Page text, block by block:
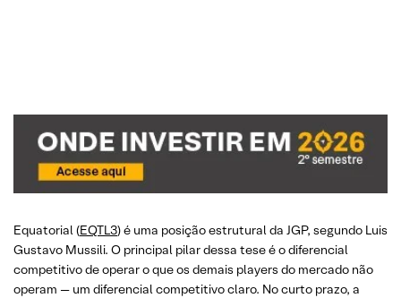
Equatorial (EQTL3) é uma posição estrutural da JGP, segundo Luis
Gustavo Mussili. O principal pilar dessa tese é o diferencial
competitivo de operar o que os demais players do mercado não
operam — um diferencial competitivo claro. No curto prazo, a